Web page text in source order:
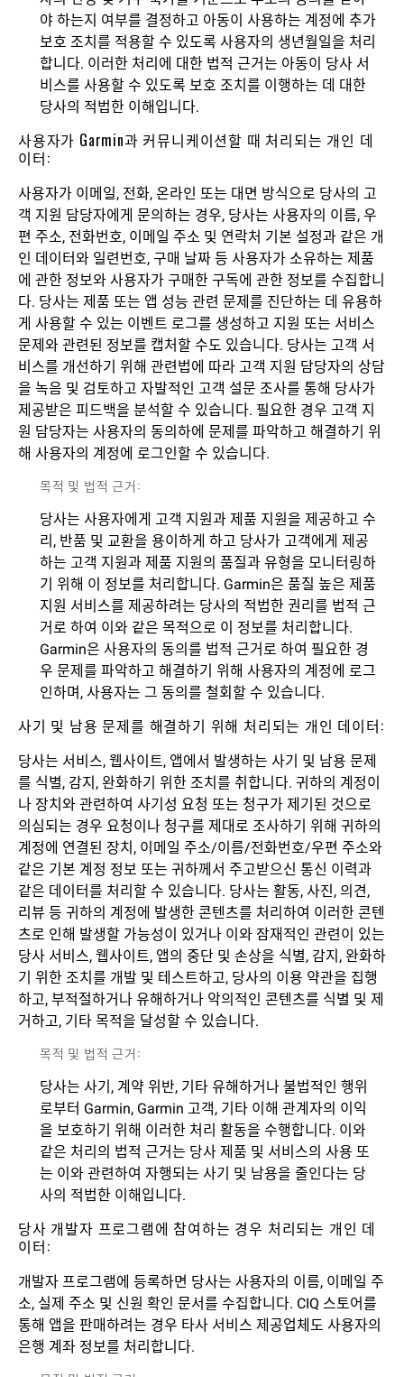
야 하는지 여부를 결정하고 아동이 사용하는 계정에 추가
보호 조치를 적용할 수 있도록 사용자의 생년월일을 처리
합니다. 이러한 처리에 대한 법적 근거는 아동이 당사 서
비스를 사용할 수 있도록 보호 조치를 이행하는 데 대한
당사의 적법한 이해입니다.
사용자가 Garmin과 커뮤니케이션할 때 처리되는 개인 데
이터:
사용자가 이메일, 전화, 온라인 또는 대면 방식으로 당사의 고
객 지원 담당자에게 문의하는 경우, 당사는 사용자의 이름, 우
편 주소, 전화번호, 이메일 주소 및 연락처 기본 설정과 같은 개
인 데이터와 일련번호, 구매 날짜 등 사용자가 소유하는 제품
에 관한 정보와 사용자가 구매한 구독에 관한 정보를 수집합니
다. 당사는 제품 또는 앱 성능 관련 문제를 진단하는 데 유용하
게 사용할 수 있는 이벤트 로그를 생성하고 지원 또는 서비스
문제와 관련된 정보를 캡처할 수도 있습니다. 당사는 고객 서
비스를 개선하기 위해 관련법에 따라 고객 지원 담당자의 상담
을 녹음 및 검토하고 자발적인 고객 설문 조사를 통해 당사가
제공받은 피드백을 분석할 수 있습니다. 필요한 경우 고객 지
원 담당자는 사용자의 동의하에 문제를 파악하고 해결하기 위
해 사용자의 계정에 로그인할 수 있습니다.
목적 및 법적 근거:
당사는 사용자에게 고객 지원과 제품 지원을 제공하고 수
리, 반품 및 교환을 용이하게 하고 당사가 고객에게 제공
하는 고객 지원과 제품 지원의 품질과 유형을 모니터링하
기 위해 이 정보를 처리합니다. Garmin은 품질 높은 제품
지원 서비스를 제공하려는 당사의 적법한 권리를 법적 근
거로 하여 이와 같은 목적으로 이 정보를 처리합니다.
Garmin은 사용자의 동의를 법적 근거로 하여 필요한 경
우 문제를 파악하고 해결하기 위해 사용자의 계정에 로그
인하며, 사용자는 그 동의를 철회할 수 있습니다.
사기 및 남용 문제를 해결하기 위해 처리되는 개인 데이터:
당사는 서비스, 웹사이트, 앱에서 발생하는 사기 및 남용 문제
를 식별, 감지, 완화하기 위한 조치를 취합니다. 귀하의 계정이
나 장치와 관련하여 사기성 요청 또는 청구가 제기된 것으로
의심되는 경우 요청이나 청구를 제대로 조사하기 위해 귀하의
계정에 연결된 장치, 이메일 주소/이름/전화번호/우편 주소와
같은 기본 계정 정보 또는 귀하께서 주고받으신 통신 이력과
같은 데이터를 처리할 수 있습니다. 당사는 활동, 사진, 의견,
리뷰 등 귀하의 계정에 발생한 콘텐츠를 처리하여 이러한 콘텐
츠로 인해 발생할 가능성이 있거나 이와 잠재적인 관련이 있는
당사 서비스, 웹사이트, 앱의 중단 및 손상을 식별, 감지, 완화하
기 위한 조치를 개발 및 테스트하고, 당사의 이용 약관을 집행
하고, 부적절하거나 유해하거나 악의적인 콘텐츠를 식별 및 제
거하고, 기타 목적을 달성할 수 있습니다.
목적 및 법적 근거:
당사는 사기, 계약 위반, 기타 유해하거나 불법적인 행위
로부터 Garmin, Garmin 고객, 기타 이해 관계자의 이익
을 보호하기 위해 이러한 처리 활동을 수행합니다. 이와
같은 처리의 법적 근거는 당사 제품 및 서비스의 사용 또
는 이와 관련하여 자행되는 사기 및 남용을 줄인다는 당
사의 적법한 이해입니다.
당사 개발자 프로그램에 참여하는 경우 처리되는 개인 데
이터:
개발자 프로그램에 등록하면 당사는 사용자의 이름, 이메일 주
소, 실제 주소 및 신원 확인 문서를 수집합니다. CIQ 스토어를
통해 앱을 판매하려는 경우 타사 서비스 제공업체도 사용자의
은행 계좌 정보를 처리합니다.